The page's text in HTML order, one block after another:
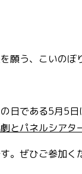
願う、こいの
日である5月5
とパネルシアタ
。ぜひご参加く